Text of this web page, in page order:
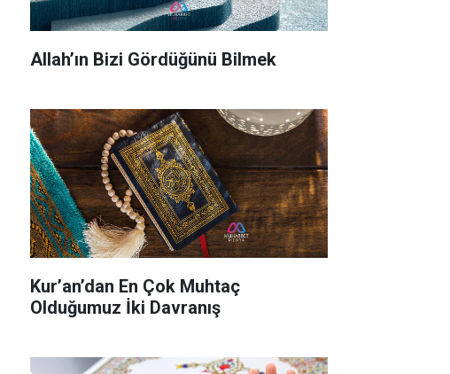
Allah’ın Bizi Gördüğünü Bilmek
Kur’an’dan En Çok Muhtaç
Olduğumuz İki Davranış